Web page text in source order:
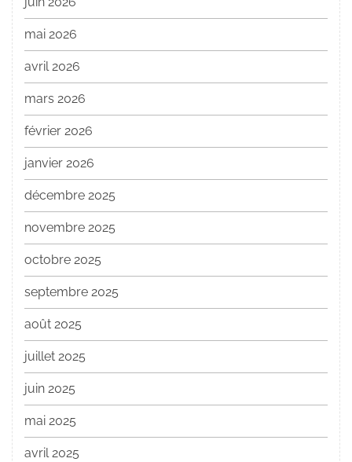
mai 2026
avril 2026
mars 2026
février 2026
janvier 2026
décembre 2025
novembre 2025
octobre 2025
septembre 2025
août 2025
juillet 2025
juin 2025
mai 2025
avril 2025